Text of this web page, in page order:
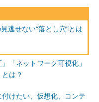
逃せない“落とし穴”とは
「ネットワーク可視化」
とは？
けたい、仮想化、コンテ